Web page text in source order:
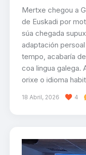
Mertxe chegou a
de Euskadi por
súa chegada
adaptación
tempo, acabaría
coa lingua galega.
orixe o idioma
18 Abril, 2026 4